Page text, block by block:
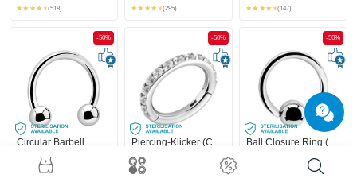
(518) (295) (147)
-50%
Circular Barbell
-50% -50%
Ball Closure Ring (Chirurgenstahl, silber, glänzend)